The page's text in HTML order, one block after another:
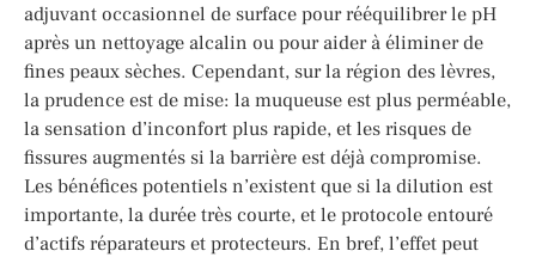
adjuvant occasionnel de surface pour rééquilibrer le pH
après un nettoyage alcalin ou pour aider à éliminer de
fines peaux sèches. Cependant, sur la région des lèvres,
la prudence est de mise: la muqueuse est plus perméable,
la sensation d’inconfort plus rapide, et les risques de
fissures augmentés si la barrière est déjà compromise.
Les bénéfices potentiels n’existent que si la dilution est
importante, la durée très courte, et le protocole entouré
d’actifs réparateurs et protecteurs. En bref, l’effet peut